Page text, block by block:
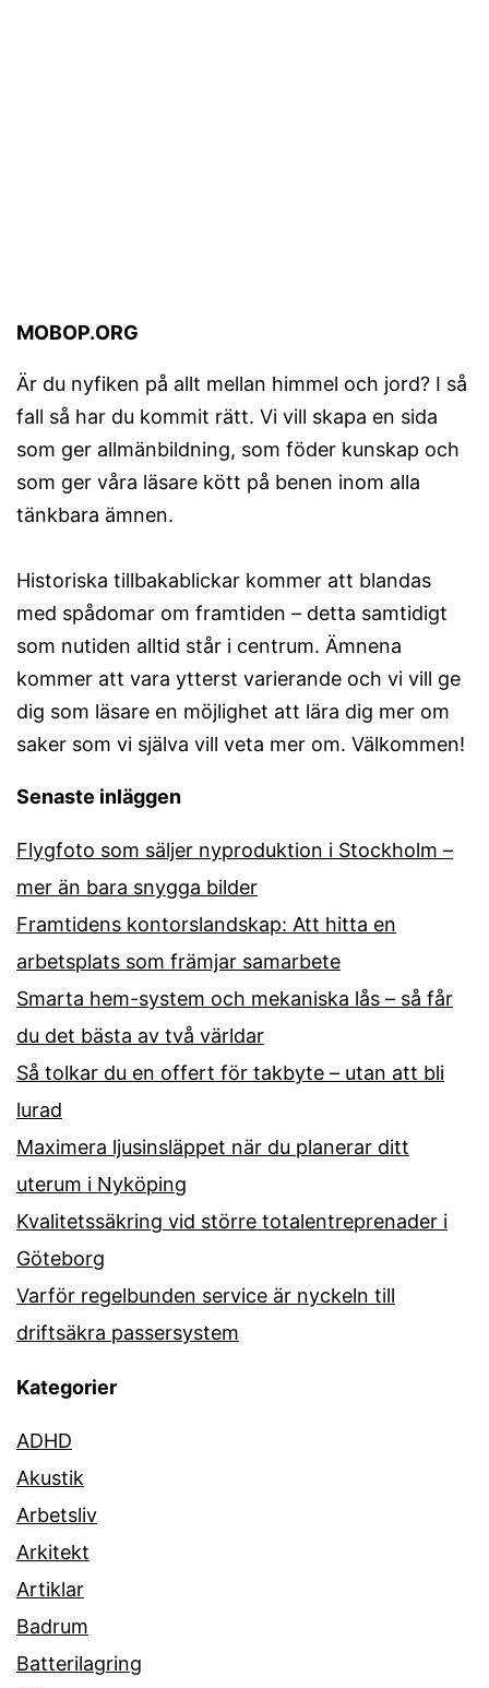
MOBOP.ORG
Är du nyfiken på allt mellan himmel och jord? I så
fall så har du kommit rätt. Vi vill skapa en sida
som ger allmänbildning, som föder kunskap och
som ger våra läsare kött på benen inom alla
tänkbara ämnen.
Historiska tillbakablickar kommer att blandas
med spådomar om framtiden – detta samtidigt
som nutiden alltid står i centrum. Ämnena
kommer att vara ytterst varierande och vi vill ge
dig som läsare en möjlighet att lära dig mer om
saker som vi själva vill veta mer om. Välkommen!
Senaste inläggen
Flygfoto som säljer nyproduktion i Stockholm –
mer än bara snygga bilder
Framtidens kontorslandskap: Att hitta en
arbetsplats som främjar samarbete
Smarta hem-system och mekaniska lås – så får
du det bästa av två världar
Så tolkar du en offert för takbyte – utan att bli
lurad
Maximera ljusinsläppet när du planerar ditt
uterum i Nyköping
Kvalitetssäkring vid större totalentreprenader i
Göteborg
Varför regelbunden service är nyckeln till
driftsäkra passersystem
Kategorier
ADHD
Akustik
Arbetsliv
Arkitekt
Artiklar
Badrum
Batterilagring